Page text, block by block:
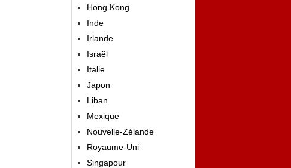
Hong Kong
Inde
Irlande
Israël
Italie
Japon
Liban
Mexique
Nouvelle-Zélande
Royaume-Uni
Singapour